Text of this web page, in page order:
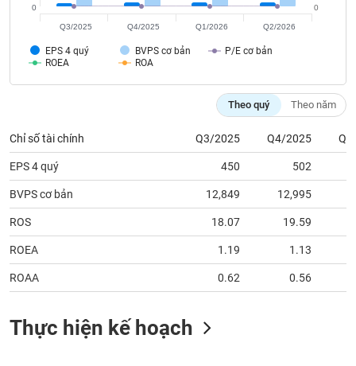
EPS 4 quý BVPS cơ bản
P/E cơ bản
ROEA
ROA
0 0
Q3/2025 Q4/2025 Q1/2026 Q2/2026
Theo quý Theo năm
Chỉ số tài chính Q3/2025 Q4/2025
EPS 4 quý 450 502
BVPS cơ bản 12,849 12,995
ROS 18.07 19.59
ROEA 1.19 1.13
ROAA 0.62 0.56
Thực hiện kế hoạch
chính
cụ
tư
Truyền
thông
tài